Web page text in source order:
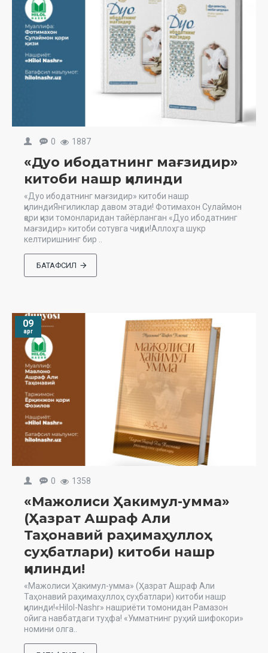
0 1887
«Дуо ибодатнинг мағзидир»
китоби нашр қилинди
«Дуо ибодатнинг мағзидир» китоби нашр
қилиндиЯнгиликлар давом этади! Фотимахон Сулаймон
қори қизи томонларидан тайёрланган «Дуо ибодатнинг
мағзидир» китоби сотувга чиқди!Аллоҳга шукр
келтиришнинг бир ..
БАТАФСИЛ
09
apr
0 1358
«Мажолиси Ҳакимул-умма»
(Ҳазрат Ашраф Али
Таҳонавий раҳимаҳуллоҳ
суҳбатлари) китоби нашр
қилинди!
«Мажолиси Ҳакимул-умма» (Ҳазрат Ашраф Али
Таҳонавий раҳимаҳуллоҳ суҳбатлари) китоби нашр
қилинди!«Hilol-Nashr» нашриёти томонидан Рамазон
ойига навбатдаги туҳфа! «Умматнинг руҳий шифокори»
номини олга..